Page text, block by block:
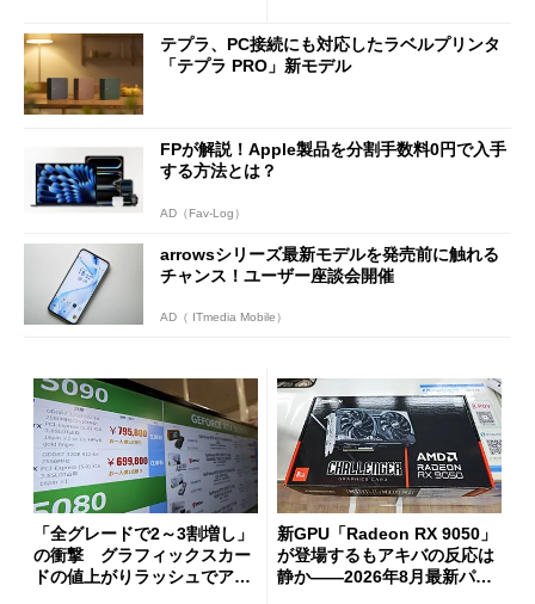
テプラ、PC接続にも対応したラベルプリンタ
「テプラ PRO」新モデル
FPが解説！Apple製品を分割手数料0円で入手
する方法とは？
AD（Fav-Log）
arrowsシリーズ最新モデルを発売前に触れる
チャンス！ユーザー座談会開催
AD（ ITmedia Mobile）
「全グレードで2～3割増し」
の衝撃 グラフィックスカー
ドの値上がりラッシュでアキ
新GPU「Radeon RX 9050」
が登場するもアキバの反応は
静か――2026年8月最新パー